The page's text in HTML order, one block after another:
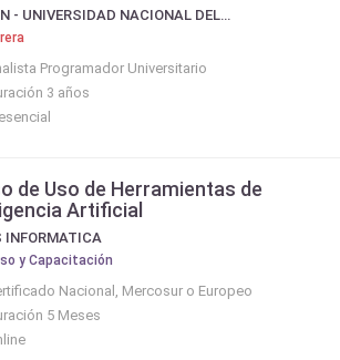
UNICEN - UNIVERSIDAD NACIONAL DEL CENTRO DE LA PROVINCIA DE BUENOS AIRES
Programador Universitario
3 años
de Uso de Herramientas de
Artificial
INFORMATICA
y Capacitación
Nacional, Mercosur o Europeo
5 Meses